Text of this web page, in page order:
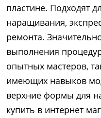
пластине. Подходят
наращивания,
ремонта.
выполнения
опытных мастеров,
имеющих навыков
верхние формы для
купить в интернет